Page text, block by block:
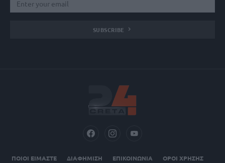
SUBSCRIBE
ΠΟΙΟΙ ΕΙΜΑΣΤΕ ΔΙΑΦΗΜΙΣΗ ΕΠΙΚΟΙΝΩΝΙΑ ΟΡΟΙ ΧΡΗΣΗΣ